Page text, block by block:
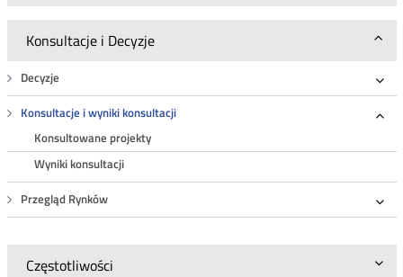
Konsultacje i Decyzje
Decyzje
Konsultacje i wyniki konsultacji
Konsultowane projekty
Wyniki konsultacji
Przegląd Rynków
Częstotliwości